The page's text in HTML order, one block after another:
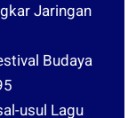
Jaringan
Budaya
usul Lagu